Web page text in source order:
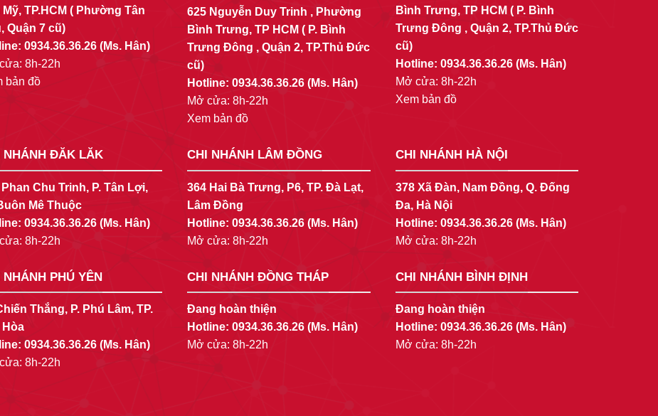
Mỹ, TP.HCM ( Phường Tân
Quận 7 cũ)
0934.36.36.26(Ms. Hân)
8h-22h
bản đồ
625 Nguyễn Duy Trinh , Phường
Bình Trưng, TP HCM ( P. Bình
Trưng Đông , Quận 2, TP.Thủ Đức
cũ)
Hotline: 0934.36.36.26 (Ms. Hân)
Mở cửa: 8h-22h
Xem bản đồ
Bình Trưng, TP HCM ( P. Bình
Trưng Đông , Quận 2, TP.Thủ Đức
cũ)
Hotline: 0934.36.36.26(Ms. Hân)
Mở cửa: 8h-22h
Xem bản đồ
NHÁNH ĐĂK LĂK
Chu Trinh, P. Tân Lợi,
Mê Thuộc
0934.36.36.26(Ms. Hân)
8h-22h
CHI NHÁNH LÂM ĐỒNG
364 Hai Bà Trưng, P6, TP. Đà Lạt,
Lâm Đồng
Hotline: 0934.36.36.26 (Ms. Hân)
Mở cửa: 8h-22h
CHI NHÁNH HÀ NỘI
378 Xã Đàn, Nam Đồng, Q. Đống
Đa, Hà Nội
Hotline: 0934.36.36.26(Ms. Hân)
Mở cửa: 8h-22h
NHÁNH PHÚ YÊN
Thắng, P. Phú Lâm, TP.
Hòa
0934.36.36.26(Ms. Hân)
8h-22h
CHI NHÁNH ĐỒNG THÁP
Đang hoàn thiện
Hotline: 0934.36.36.26 (Ms. Hân)
Mở cửa: 8h-22h
CHI NHÁNH BÌNH ĐỊNH
Đang hoàn thiện
Hotline: 0934.36.36.26(Ms. Hân)
Mở cửa: 8h-22h